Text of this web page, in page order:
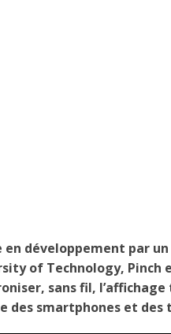
en développement par
of Technology,
sans fil,
des smartphones et